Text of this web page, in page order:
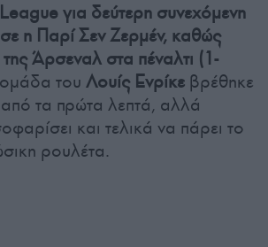
για δεύτερη συνεχόμενη
η Παρί Σεν Ζερμέν, καθώς
Άρσεναλ στα πέναλτι (1-
του Λουίς Ενρίκε βρέθηκε
τα πρώτα λεπτά, αλλά
και τελικά να πάρει το
ρουλέτα.